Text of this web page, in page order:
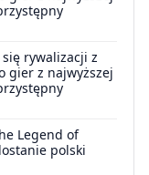
rywalizacji z
gier z najwyższej
Legend of
polski